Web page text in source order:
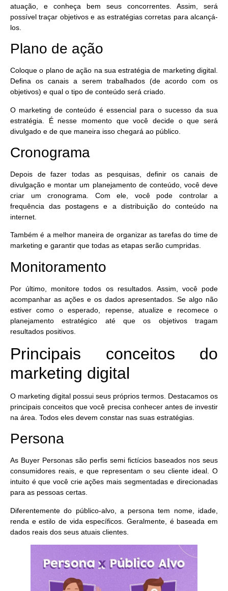
atuação, e conheça bem seus concorrentes. Assim, será
possível traçar objetivos e as estratégias corretas para alcançá-
los.
Plano de ação
Coloque o plano de ação na sua estratégia de marketing digital.
Defina os canais a serem trabalhados (de acordo com os
objetivos) e qual o tipo de conteúdo será criado.
O marketing de conteúdo é essencial para o sucesso da sua
estratégia. É nesse momento que você decide o que será
divulgado e de que maneira isso chegará ao público.
Cronograma
Depois de fazer todas as pesquisas, definir os canais de
divulgação e montar um planejamento de conteúdo, você deve
criar um cronograma. Com ele, você pode controlar a
frequência das postagens e a distribuição do conteúdo na
internet.
Também é a melhor maneira de organizar as tarefas do time de
marketing e garantir que todas as etapas serão cumpridas.
Monitoramento
Por último, monitore todos os resultados. Assim, você pode
acompanhar as ações e os dados apresentados. Se algo não
estiver como o esperado, repense, atualize e recomece o
planejamento estratégico até que os objetivos tragam
resultados positivos.
Principais conceitos do
marketing digital
O marketing digital possui seus próprios termos . Destacamos os
principais conceitos que você precisa conhecer antes de investir
na área. Todos eles devem constar nas suas estratégias.
Persona
As Buyer Personas são perfis semi fictícios baseados nos seus
consumidores reais, e que representam o seu cliente ideal. O
intuito é que você crie ações mais segmentadas e direcionadas
para as pessoas certas.
Diferentemente do público-alvo, a persona tem nome, idade,
renda e estilo de vida específicos. Geralmente, é baseada em
dados reais dos seus atuais clientes.